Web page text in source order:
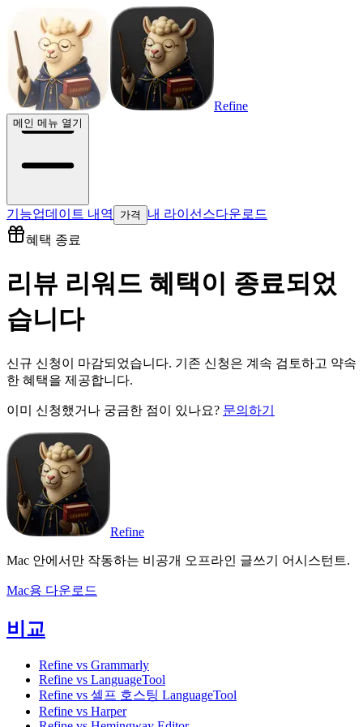
Refine
메인 메뉴 열기
기능업데이트 내역 가격 내 라이선스다운로드
혜택 종료
리뷰 리워드 혜택이 종료되었
습니다
신규 신청이 마감되었습니다. 기존 신청은 계속 검토하고 약속
한 혜택을 제공합니다.
이미 신청했거나 궁금한 점이 있나요? 문의하기
Refine
Mac 안에서만 작동하는 비공개 오프라인 글쓰기 어시스턴트.
Mac용 다운로드
비교
Refine vs Grammarly
Refine vs LanguageTool
Refine vs 셀프 호스팅 LanguageTool
Refine vs Harper